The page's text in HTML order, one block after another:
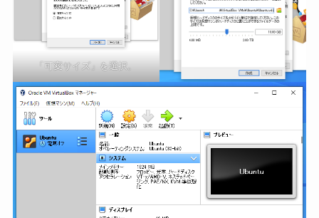
「可変サイズ」を選択。